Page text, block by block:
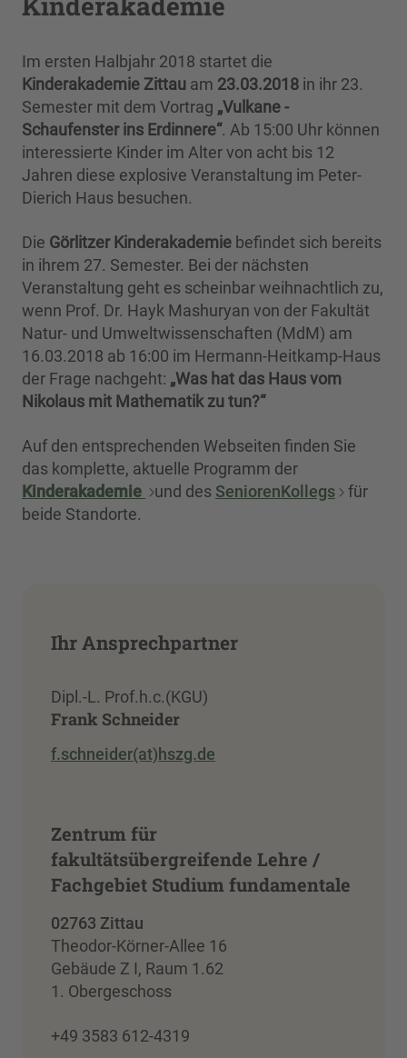
Im ersten Halbjahr 2018 startet die
Kinderakademie Zittau am 23.03.2018 in ihr 23.
Semester mit dem Vortrag „Vulkane -
Schaufenster ins Erdinnere“. Ab 15:00 Uhr können
interessierte Kinder im Alter von acht bis 12
Jahren diese explosive Veranstaltung im Peter-
Dierich Haus besuchen.
Die Görlitzer Kinderakademie befindet sich bereits
in ihrem 27. Semester. Bei der nächsten
Veranstaltung geht es scheinbar weihnachtlich zu,
wenn Prof. Dr. Hayk Mashuryan von der Fakultät
Natur- und Umweltwissenschaften (MdM) am
16.03.2018 ab 16:00 im Hermann-Heitkamp-Haus
der Frage nachgeht: „Was hat das Haus vom
Nikolaus mit Mathematik zu tun?“
Auf den entsprechenden Webseiten finden Sie
das komplette, aktuelle Programm der
Kinderakademie
und des SeniorenKollegs
für
beide Standorte.
Ihr Ansprechpartner
Dipl.-L. Prof.h.c.(KGU)
Frank Schneider
f.schneider(at)hszg.de
Zentrum für
fakultätsübergreifende Lehre /
Fachgebiet Studium fundamentale
02763 Zittau
Theodor-Körner-Allee 16
Gebäude Z I, Raum 1.62
1. Obergeschoss
+49 3583 612-4319